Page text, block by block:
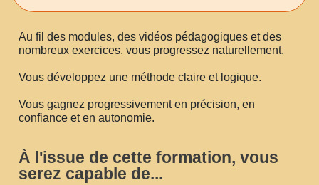
Au fil des modules, des vidéos pédagogiques et des
nombreux exercices, vous progressez naturellement.
Vous développez une méthode claire et logique.
Vous gagnez progressivement en précision, en
confiance et en autonomie.
À l'issue de cette formation, vous
serez capable de...